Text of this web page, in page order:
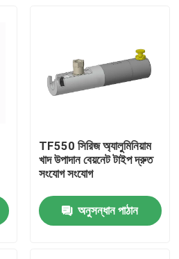
TF550 সিরিজ অ্যালুমিনিয়াম
খাদ উপাদান বেয়নেট টাইপ দ্রুত
সংযোগ সংযোগ
অনুসন্ধান পাঠান